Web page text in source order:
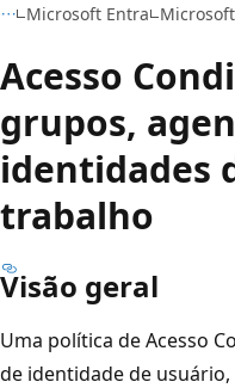
Microsoft Entra
Acesso
grupos,
identidades
trabalho
Visão geral
Uma política de Acesso
de identidade de